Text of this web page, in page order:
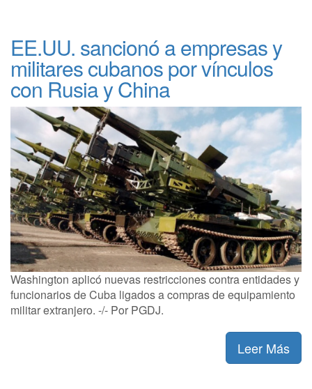
EE.UU. sancionó a empresas y
militares cubanos por vínculos
con Rusia y China
Washington aplicó nuevas restricciones contra entidades y
funcionarios de Cuba ligados a compras de equipamiento
militar extranjero. -/- Por PGDJ.
Leer Más